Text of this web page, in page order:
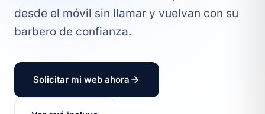
desde el móvil sin llamar y vuelvan con su
barbero de confianza.
Solicitar mi web ahora